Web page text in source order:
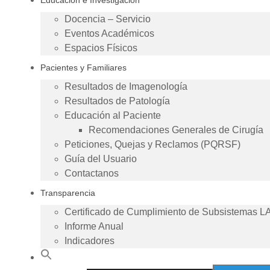
Docencia – Servicio
Eventos Académicos
Espacios Físicos
Pacientes y Familiares
Resultados de Imagenología
Resultados de Patología
Educación al Paciente
Recomendaciones Generales de Cirugía
Peticiones, Quejas y Reclamos (PQRSF)
Guía del Usuario
Contactanos
Transparencia
Certificado de Cumplimiento de Subsistemas
Informe Anual
Indicadores